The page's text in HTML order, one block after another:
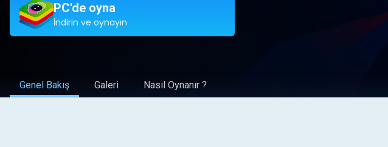
PC'de oyna
İndirin ve oynayın
Genel Bakış Galeri Nasıl Oynanır ?